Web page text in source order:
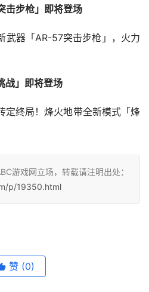
击步枪」即将登场
武器「AR-57突击步枪」，火力
战」即将登场
定终局！烽火地带全新模式「烽
游戏网立场，转载请注明出处：
p/19350.html
赞 (0)